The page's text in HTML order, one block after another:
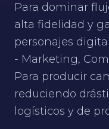
Para dominar
alta fidelidad y
personajes
- Marketing,
Para producir
reduciendo
logísticos y de